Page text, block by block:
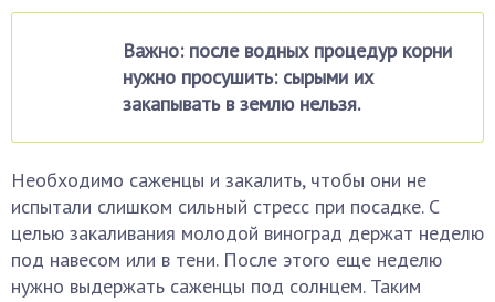
Важно: после водных процедур корни
нужно просушить: сырыми их
закапывать в землю нельзя.
Необходимо саженцы и закалить, чтобы они не
испытали слишком сильный стресс при посадке. С
целью закаливания молодой виноград держат неделю
под навесом или в тени. После этого еще неделю
нужно выдержать саженцы под солнцем. Таким